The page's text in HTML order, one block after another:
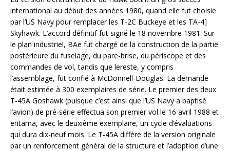
international au début des années 1980, quand elle fut choisie
par l’US Navy pour remplacer les T-2C Buckeye et les TA-4]
Skyhawk. L’accord définitif fut signé le 18 novembre 1981. Sur
le plan industriel, BAe fut chargé de la construction de la partie
postérieure du fuselage, du pare-brise, du périscope et des
commandes de vol, tandis que lereste, y compris
l’assemblage, fut confié à McDonnell-Douglas. La demande
était estimée à 300 exemplaires de série. Le premier des deux
T-45A Goshawk (puisque c’est ainsi que l’US Navy a baptisé
l’avion) de pré-série effectua son premier vol le 16 avril 1988 et
entama, avec le deuxième exemplaire, un cycle d’évaluations
qui dura dix-neuf mois. Le T-45A diffère de la version originale
par un renforcement général de la structure et l’adoption d’une